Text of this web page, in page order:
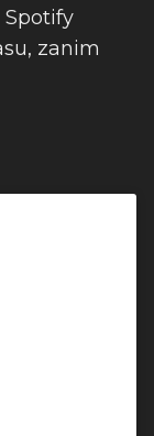
Spotify
zanim